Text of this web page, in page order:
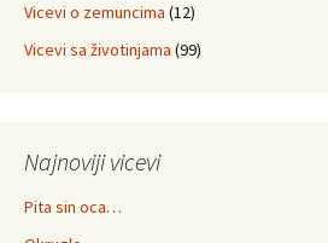
Vicevi o zemuncima (12)
Vicevi sa životinjama (99)
Najnoviji vicevi
Pita sin oca…